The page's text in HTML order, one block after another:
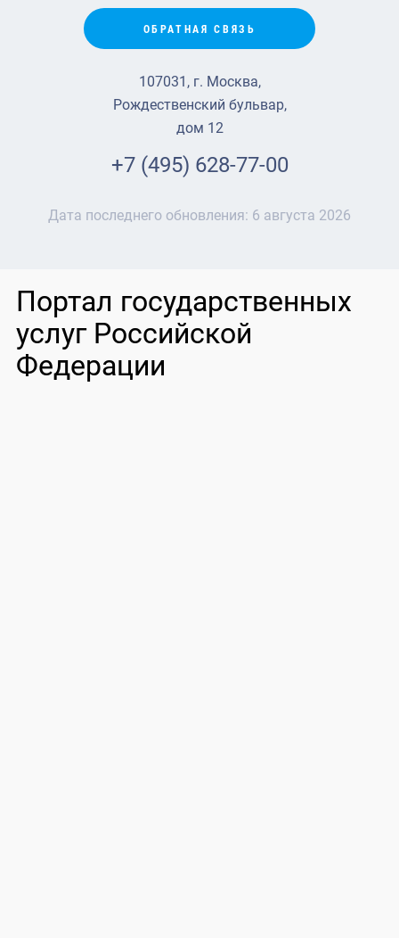
ОБРАТНАЯ СВЯЗЬ
107031, г. Москва,
Рождественский бульвар,
дом 12
+7 (495) 628-77-00
Дата последнего обновления: 6 августа 2026
Портал государственных
услуг Российской
Федерации